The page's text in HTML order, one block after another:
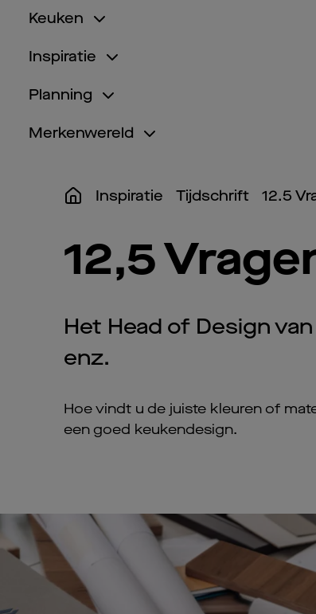
Keuken
Inspiratie
Planning
Merkenwereld
Inspiratie Tijdschrift 12.5
12,5
Het Head of Design
enz.
Hoe vindt u de juiste kleuren of
een goed keukendesign.